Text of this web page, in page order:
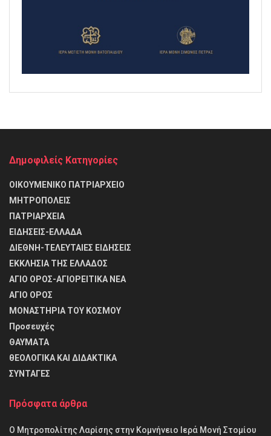
Δημοφιλείς Κατηγορίες
ΟΙΚΟΥΜΕΝΙΚΟ ΠΑΤΡΙΑΡΧΕΙΟ
ΜΗΤΡΟΠΟΛΕΙΣ
ΠΑΤΡΙΑΡΧΕΙΑ
ΕΙΔΗΣΕΙΣ-ΕΛΛΑΔΑ
ΔΙΕΘΝΗ-ΤΕΛΕΥΤΑΙΕΣ ΕΙΔΗΣΕΙΣ
ΕΚΚΛΗΣΙΑ ΤΗΣ ΕΛΛΑΔΟΣ
ΑΓΙΟ ΟΡΟΣ-ΑΓΙΟΡΕΙΤΙΚΑ ΝΕΑ
ΑΓΙΟ ΟΡΟΣ
ΜΟΝΑΣΤΗΡΙΑ ΤΟΥ ΚΟΣΜΟΥ
Προσευχές
ΘΑΥΜΑΤΑ
θΕΟΛΟΓΙΚΑ ΚΑΙ ΔΙΔΑΚΤΙΚΑ
ΣΥΝΤΑΓΕΣ
Πρόσφατα άρθρα
Ο Μητροπολίτης Λαρίσης στην Κομνήνειο Ιερά Μονή Στομίου